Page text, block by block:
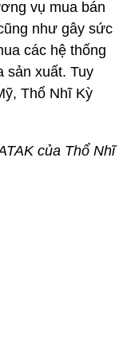
vụ mua bán
như gây sức
các hệ thống
sản xuất. Tuy
Thổ Nhĩ Kỳ
của Thổ Nhĩ